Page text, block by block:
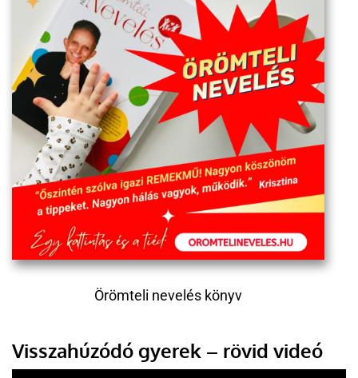
Örömteli nevelés könyv
Visszahúzódó gyerek – rövid videó